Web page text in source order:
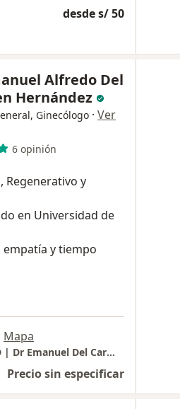
desde s/ 50
Alfredo Del
Hernández
Ginecólogo · Ver
6 opinión
Regenerativo y
en Universidad de
empatía y tiempo
Mapa
CONSULTORIO GINENDMED | Dr Emanuel Del Carmen
Precio sin especificar